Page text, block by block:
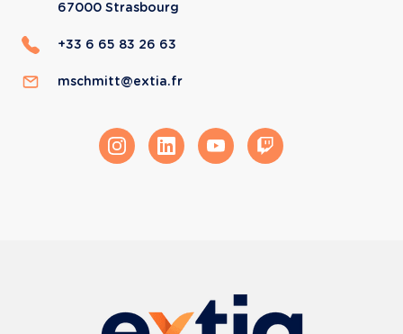
67000 Strasbourg
+33 6 65 83 26 63
mschmitt@extia.fr